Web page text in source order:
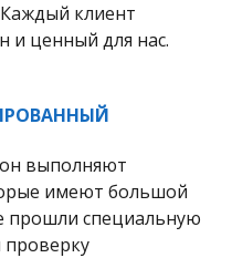
клиент
и ценный для нас.
выполняют
имеют большой
прошли специальную
проверку